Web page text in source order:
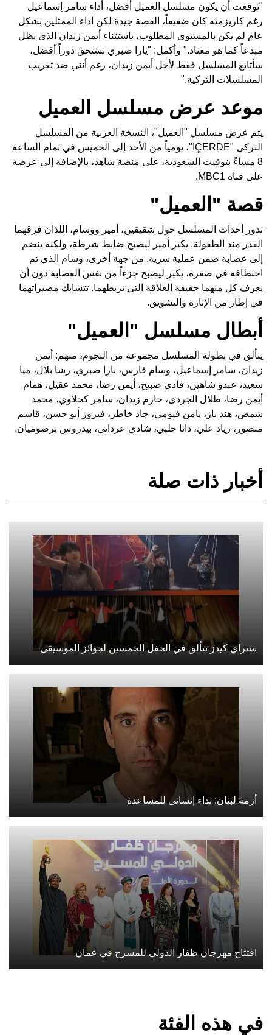
"توقعت أن يكون مسلسل العميل أفضل، أداء سامر إسماعيل
رغم كاريزمته كان ضعيفاً، القصة جيدة لكن أداء الممثلين بشكل
عام لم يكن بالمستوى المطلوب، باستثناء أيمن زيدان الذي يظل
مبدعاً كما هو معتاد." وأكمل: "يارا صبري تستحق دوراً أفضل،
سأتابع المسلسل فقط لأجل أيمن زيدان، رغم أنني ضد تعريب
المسلسلات التركية."
موعد عرض مسلسل العميل
يتم عرض مسلسل "العميل"، النسخة العربية من المسلسل
التركي "İÇERDE"، يومياً من الأحد إلى الخميس في تمام الساعة
8 مساءً بتوقيت السعودية، على منصة شاهد، بالإضافة إلى عرضه
على قناة MBC1.
قصة "العميل"
تدور أحداث المسلسل حول شقيقين، أمير ووسام، اللذان فرقهما
القدر منذ الطفولة. يكبر أمير ليصبح ضابط شرطة، ولكنه ينضم
إلى عصابة ضمن عملية سرية. من جهة أخرى، وسام الذي تم
اختطافه في صغره، يكبر ليصبح جزءاً من نفس العصابة دون أن
يعرف كل منهما حقيقة العلاقة التي تربطهما. تتشابك مصيراتهما
في إطار من الإثارة والتشويق.
أبطال مسلسل "العميل"
يتألق في بطولة المسلسل مجموعة من النجوم، منهم: أيمن
زيدان، سامر إسماعيل، وسام فارس، يارا صبري، رشا بلال، ميا
سعيد، عبدو شاهين، فادي صبيح، أيمن رضا، محمد عقيل، همام
أيمن رضا، طلال الجردي، حازم زيدان، سامر كحلاوي، محمد
شمص، هند باز، يامن فيومي، جاد خاطر، فيروز أبو حسن، قاسم
منصور، زياد علي، دانا حلبي، شادي عرداتي، بيدروس برصوميان.
أخبار ذات صلة
ستراي كيدز تتألق في الحفل الخمسين لجوائز الموسيقى
أزمة لبنان: نداء إنساني للمساعدة
افتتاح مهرجان ظفار الدولي للمسرح في عمان
في هذه الفئة